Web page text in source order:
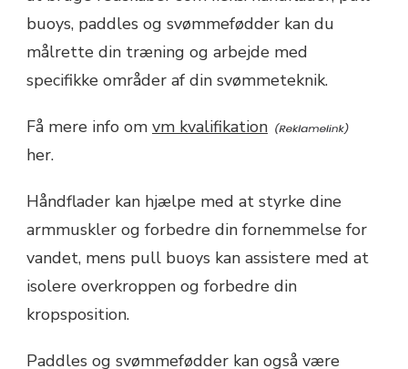
buoys, paddles og svømmefødder kan du
målrette din træning og arbejde med
specifikke områder af din svømmeteknik.
Få mere info om vm kvalifikation
her.
Håndflader kan hjælpe med at styrke dine
armmuskler og forbedre din fornemmelse for
vandet, mens pull buoys kan assistere med at
isolere overkroppen og forbedre din
kropsposition.
Paddles og svømmefødder kan også være